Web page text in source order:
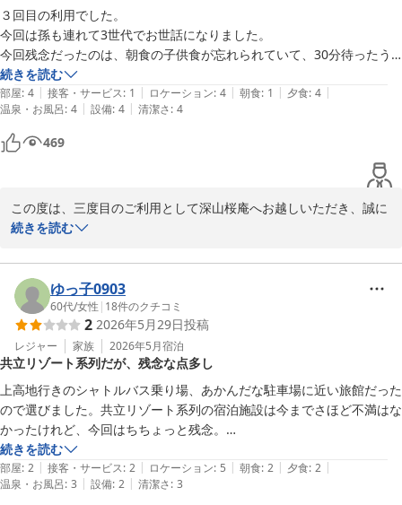
匠の宿 深山桜庵（共立リゾート）
2026-08-02
３回目の利用でした。
今回は孫も連れて3世代でお世話になりました。
今回残念だったのは、朝食の子供食が忘れられていて、30分待ったう
えで質問したら、注文が抜けていたとのことでした。ミスは起こるの
で、仕方ないですが、当方から尋ねるまで誰からも説明が無かったこと
が残念です。
また、この件が共有されてないのか、支払時や出発時に、誰もそのこと
に触れないことが、サービス業として如何なものかと感じました。
続きを読む
部屋: 4 | 接客・サービス: 1 | ロケーション: 4 | 朝食: 1 | 夕食: 4 |
温泉・お風呂: 4 | 設備: 4 | 清潔さ: 4
469
この度は、三度目のご利用として深山桜庵へお越しいただき、誠に
ありがとうございました。
だきましたこと、重ねて御礼申し上げます。
しかしながら、ご朝食の際にはお子様のお食事のご用意が漏れてお
り、長らくお待たせしてしまいましたこと、心よりお詫び申し上げ
ます。
本来であれば、こちらから速やかに状況をご説明し、お詫びを申し
上げるべきところ、お客様からお声掛けをいただくまで対応できな
かったことを、大変申し訳なく存じます。
また、その後の情報共有にも手違いがあり、ご精算時やご出発時に
も改めてお詫びを申し上げることができませんでした。
せっかくご理解を示していただいたにもかかわらず、最後まで誠意
続きを読む
ゆっ子0903
60代/女性 | 18件のクチコミ
2 2026年5月29日投稿
レジャー 家族 2026年5月宿泊
共立リゾート系列だが、残念な点多し
上高地行きのシャトルバス乗り場、あかんだな駐車場に近い旅館だった
ので選びました。共立リゾート系列の宿泊施設は今までさほど不満はな
かったけれど、今回はちちょっと残念。
・チェックイン：旅行サイトで予約しているので基本的な情報は把握し
ているはずなのに、住所氏名から同伴者名や車のナンバーまで手書きさ
せられるのは如何なものか。ホスピタリティのある旅館ではノーサイン
続きを読む
部屋: 2 | 接客・サービス: 2 | ロケーション: 5 | 朝食: 2 | 夕食: 2 |
温泉・お風呂: 3 | 設備: 2 | 清潔さ: 3